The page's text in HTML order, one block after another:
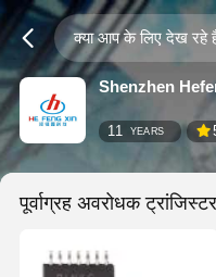
Shenzhen
11 YEARS
पूर्वाग्रह अवरोधक ट्रांजिस्टर